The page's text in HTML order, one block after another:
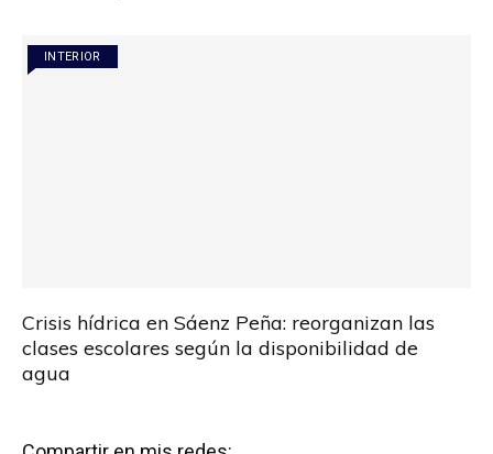
o
k
INTERIOR
Crisis hídrica en Sáenz Peña: reorganizan las
clases escolares según la disponibilidad de
agua